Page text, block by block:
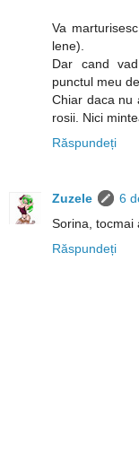
Va
lene).
Dar cand
punctul meu
Chiar daca nu
rosii. Nici
Răspundeți
Zuzele
6
Sorina, tocmai
Răspundeți